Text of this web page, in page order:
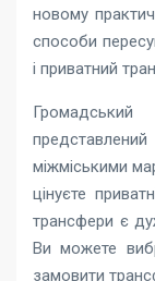
новому
способи
і приватний
міжміськими
цінуєте
трансфери є
Ви можете
замовити